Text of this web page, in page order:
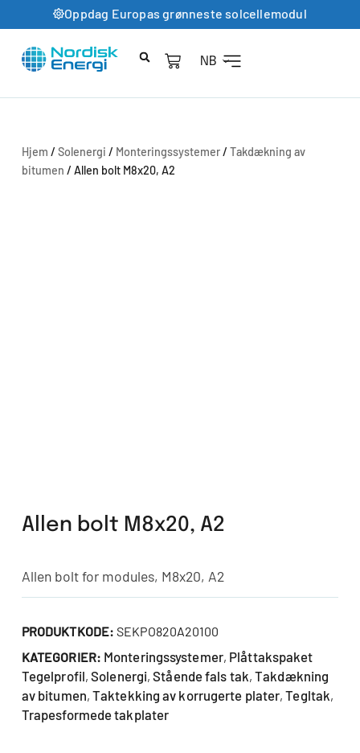
Oppdag Europas grønneste solcellemodul
NB
Hjem / Solenergi / Monteringssystemer/ Takdækning av
bitumen / Allen bolt M8x20, A2
Allen bolt M8x20, A2
Allen bolt for modules, M8x20, A2
PRODUKTKODE:SEKPO820A20100
KATEGORIER: Monteringssystemer, Plåttakspaket
Tegelprofil,Solenergi,Stående fals tak,Takdækning
av bitumen,Taktekking av korrugerte plater,Tegltak,
Trapesformede takplater